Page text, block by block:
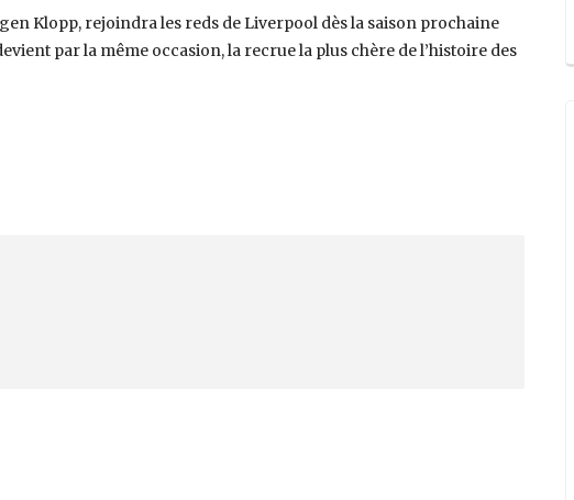
Klopp, rejoindra les reds de Liverpool dès la saison prochaine
par la même occasion, la recrue la plus chère de l’histoire des